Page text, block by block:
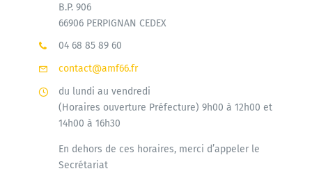
B.P. 906
66906 PERPIGNAN CEDEX
04 68 85 89 60
contact@amf66.fr
du lundi au vendredi
(Horaires ouverture Préfecture) 9h00 à 12h00 et
14h00 à 16h30
En dehors de ces horaires, merci d’appeler le
Secrétariat